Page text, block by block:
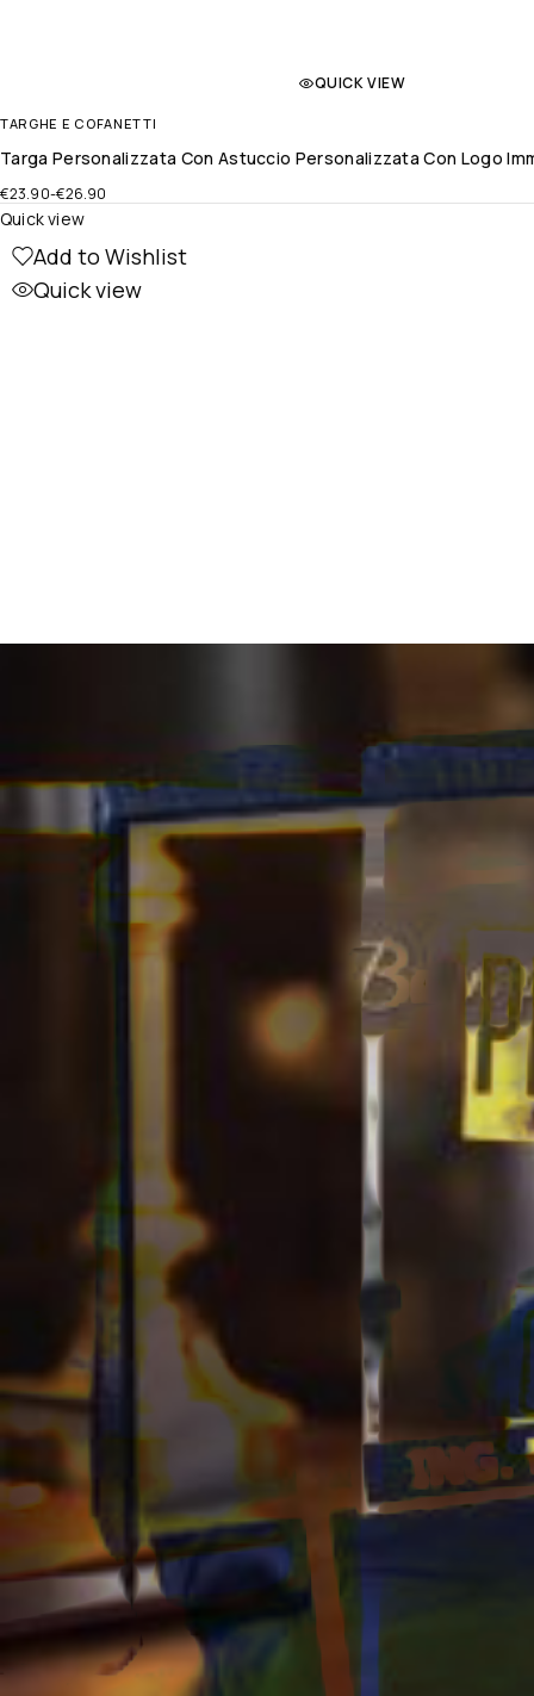
QUICK VIEW
TARGHE E COFANETTI
Targa Personalizzata Con Astuccio Personalizzata Con Logo
€23.90-€26.90
Add to Wishlist
Quick view
Quick view